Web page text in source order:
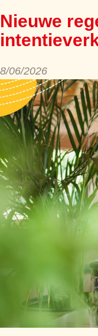
Nieuwe
8/06/2026